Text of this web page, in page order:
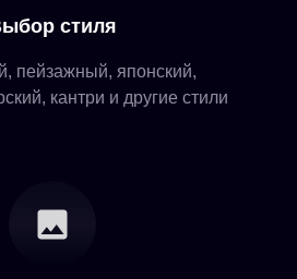
стиля
пейзажный, японский,
кантри и другие стили